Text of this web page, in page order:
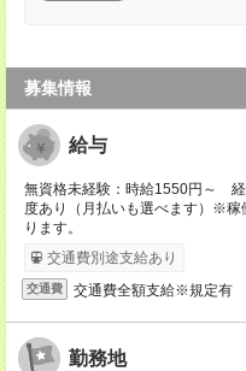
募集情報
給与
無資格未経験：時給1550円～
度あり（月払いも選べます）※稼
ります。
交通費別途支給あり
交通費 交通費全額支給※規定有
勤務地